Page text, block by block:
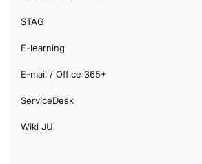
STAG
E-learning
E-mail / Office 365+
ServiceDesk
Wiki JU